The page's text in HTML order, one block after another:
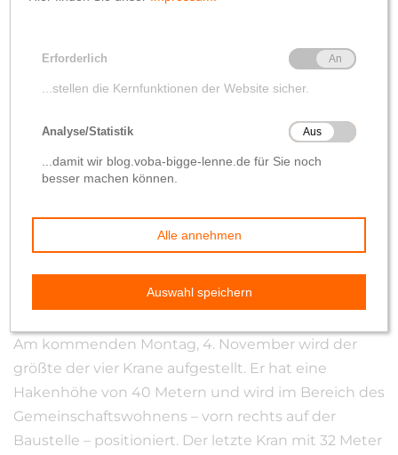
Größter Kran wird
aufgestellt
Wolfgang Hilleke 1. November 2019
Am kommenden Montag, 4. November wird der
größte der vier Krane aufgestellt. Er hat eine
Hakenhöhe von 40 Metern und wird im Bereich des
Gemeinschaftswohnens – vorn rechts auf der
Baustelle – positioniert. Der letzte Kran mit 32 Meter